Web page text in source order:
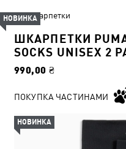
Шкарпетки
ШКАРПЕТКИ PUMA
SOCKS UNISEX 2
990,00 ₴
НОВИНКА
ПОКУПКА ЧАСТИНАМИ
НОВИНКА